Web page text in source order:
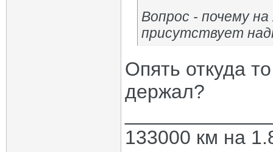
Вопрос - почему
присутствует
Опять откуда
держал?
133000 км на